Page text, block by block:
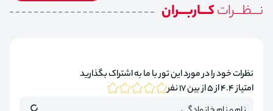
نـــظـــراتکـــاربـــران
نظرات خود را در مورد این تور با ما به اشتراک بگذارید
امتیاز 4.4 از 5 از بین 17 نفر